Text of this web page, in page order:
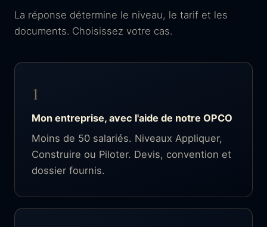
La réponse détermine le niveau, le tarif et les
documents. Choisissez votre cas.
1
Mon entreprise, avec l'aide de notre OPCO
Moins de 50 salariés. Niveaux Appliquer,
Construire ou Piloter. Devis, convention et
dossier fournis.